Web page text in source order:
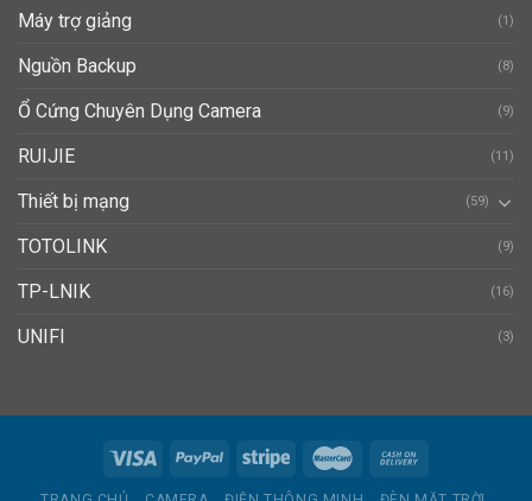
Máy trợ giảng (1)
Nguồn Backup (8)
Ổ Cứng Chuyên Dụng Camera (9)
RUIJIE (11)
Thiết bị mạng (59)
TOTOLINK (9)
TP-LNIK (16)
UNIFI (3)